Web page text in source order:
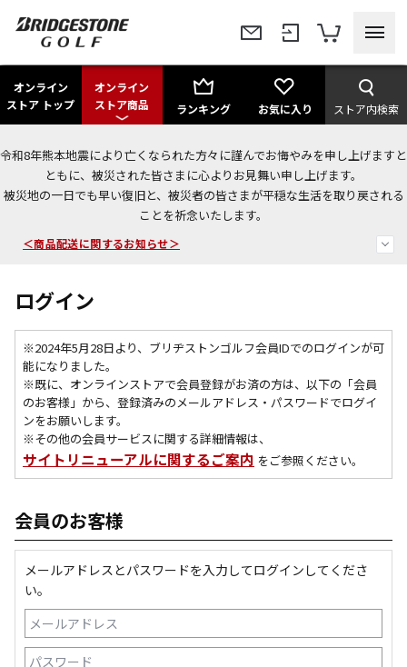
オンライン
ストア トップ
オンライン
ストア商品
ランキング お気に入り ストア内検索
令和8年熊本地震により亡くなられた方々に謹んでお悔やみを申し上げますと
ともに、被災された皆さまに心よりお見舞い申し上げます。
被災地の一日でも早い復旧と、被災者の皆さまが平穏な生活を取り戻される
ことを祈念いたします。
今なら新規会員登録で1,000円OFFクーポンプレゼント！
＜商品配送に関するお知らせ＞
ログイン
※2024年5月28日より、ブリヂストンゴルフ会員IDでのログインが可
能になりました。
※既に、 オンラインストアで会員登録がお済の方は、以下の「会員
のお客様」から、登録済みのメールアドレス・パスワードでログイ
ンをお願いします。
※その他の会員サービスに関する詳細情報は、
サイトリニューアルに関するご案内 をご参照ください。
会員のお客様
メールアドレスとパスワードを入力してログインしてくださ
い。